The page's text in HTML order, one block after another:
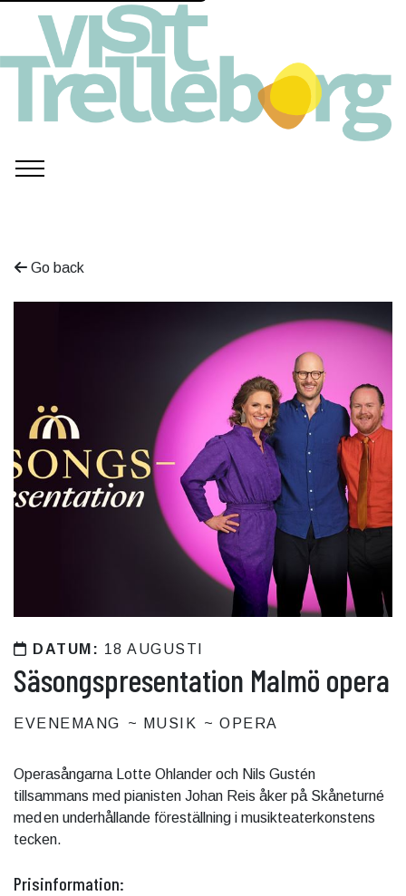
Go back
DATUM: 18 AUGUSTI
Säsongspresentation Malmö opera
EVENEMANG MUSIK OPERA
Operasångarna Lotte Ohlander och Nils Gustén
tillsammans med pianisten Johan Reis åker på Skåneturné
med en underhållande föreställning i musikteaterkonstens
tecken.
Prisinformation: